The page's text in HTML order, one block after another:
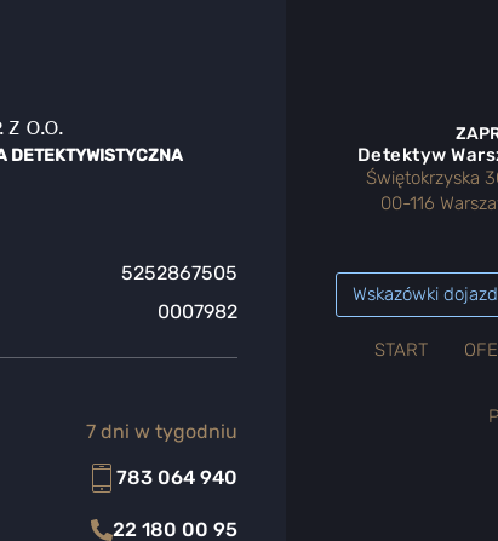
z o.o.
DETEKTYWISTYCZNA
5252867505
0007982
7 dni w tygodniu
783 064 940
22 180 00 95
Detektyw
Świętokrzyska
00-116
Wskazówki
START